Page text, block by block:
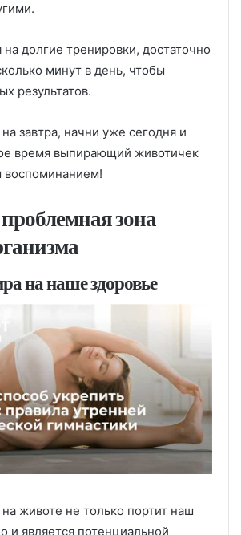
долгие тренировки, достаточно
минут в день, чтобы
результатов.
завтра, начни уже сегодня и
время выпирающий животичек
воспоминанием!
зона
на наше здоровье
животе не только портит наш
и является потенциальной